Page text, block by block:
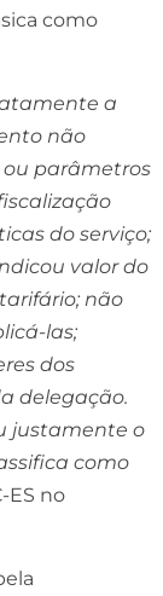
como
a
não
ou parâmetros
do serviço;
valor do
não
las;
dos
delegação.
justamente o
como
ES no